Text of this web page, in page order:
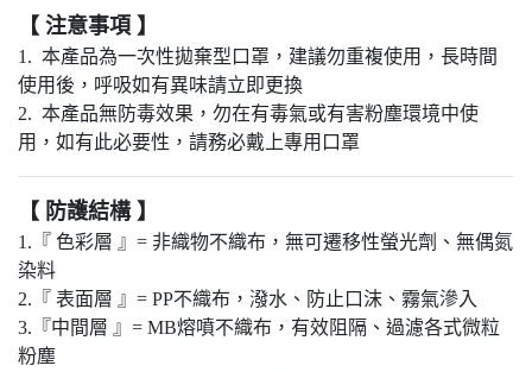
【 注意事項 】
1. 本產品為一次性拋棄型口罩，建議勿重複使用，長時間
使用後，呼吸如有異味請立即更換
2. 本產品無防毒效果，勿在有毒氣或有害粉塵環境中使
用，如有此必要性，請務必戴上專用口罩
【 防護結構 】
1.『 色彩層 』= 非織物不織布，無可遷移性螢光劑、無偶氮
染料
2.『 表面層 』= PP不織布，潑水、防止口沫、霧氣滲入
3.『中間層 』= MB熔噴不織布，有效阻隔、過濾各式微粒
粉塵